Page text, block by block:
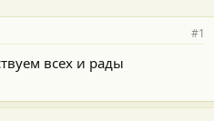
#1
всех и рады